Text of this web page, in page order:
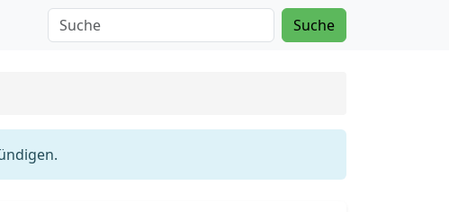
Suche